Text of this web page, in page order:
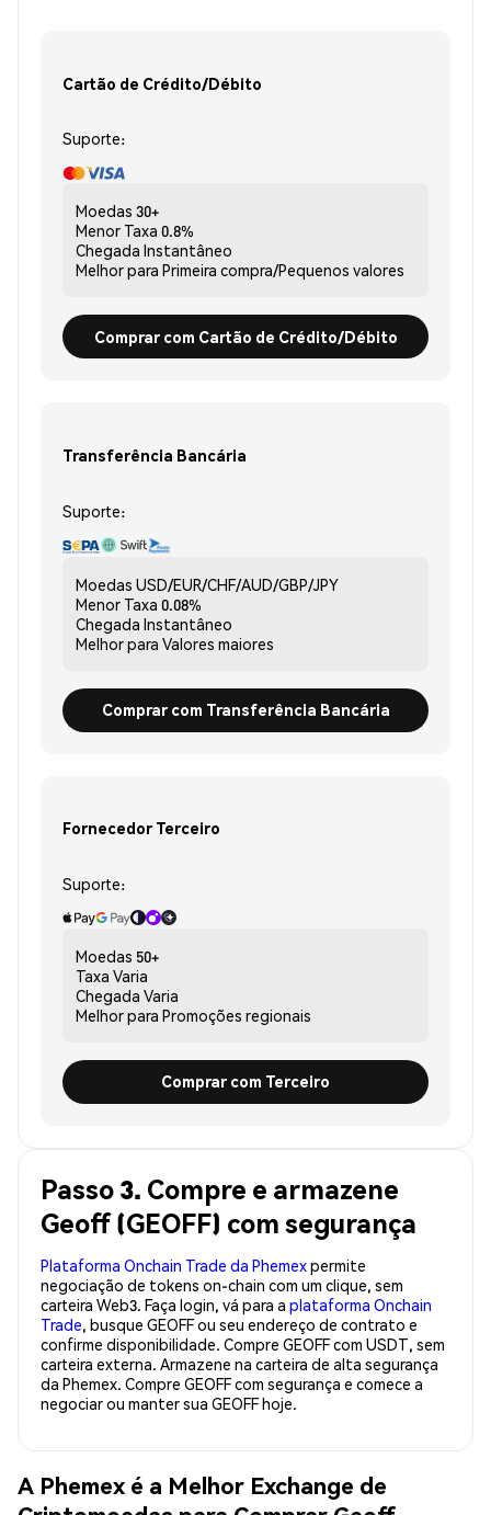
Cartão de Crédito/Débito
Suporte:
Moedas 30+
Menor Taxa 0.8%
Chegada Instantâneo
Melhor para Primeira compra/Pequenos valores
Comprar com Cartão de Crédito/Débito
Transferência Bancária
Suporte:
Moedas USD/EUR/CHF/AUD/GBP/JPY
Menor Taxa 0.08%
Chegada Instantâneo
Melhor para Valores maiores
Comprar com Transferência Bancária
Fornecedor Terceiro
Suporte:
Moedas 50+
Taxa Varia
Chegada Varia
Melhor para Promoções regionais
Comprar com Terceiro
Passo 3. Compre e armazene
Geoff (GEOFF) com segurança
Plataforma Onchain Trade da Phemexpermite
negociação de tokens on-chain com um clique, sem
carteira Web3. Faça login, vá para a plataforma Onchain
Trade, busque GEOFF ou seu endereço de contrato e
confirme disponibilidade. Compre GEOFF com USDT, sem
carteira externa. Armazene na carteira de alta segurança
da Phemex. Compre GEOFF com segurança e comece a
negociar ou manter sua GEOFF hoje.
A Phemex é a Melhor Exchange de